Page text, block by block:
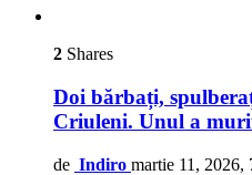
2 Shares
Doi bărbați,
Criuleni. Unul a
de Indiro martie 11, 2026,